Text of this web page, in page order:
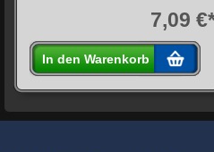
7,09
In den Warenkorb